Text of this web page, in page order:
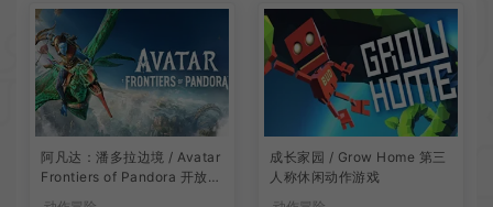
阿凡达：潘多拉边境 / Avatar
Frontiers of Pandora 开放世
成长家园 / Grow Home 第三
人称休闲动作游戏